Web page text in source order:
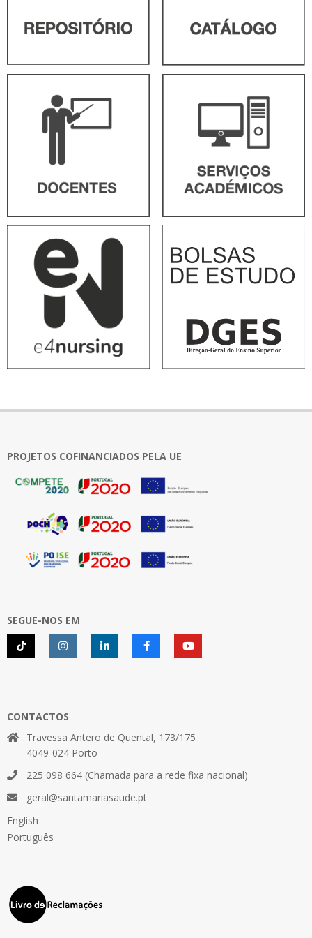
PROJETOS COFINANCIADOS PELA UE
SEGUE-NOS EM
CONTACTOS
Travessa Antero de Quental, 173/175
4049-024 Porto
225 098 664 (Chamada para a rede fixa nacional)
geral@santamariasaude.pt
English
Português